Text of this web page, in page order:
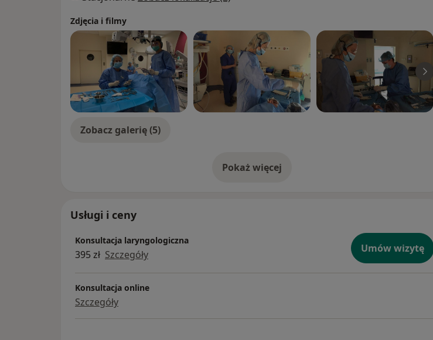
Zdjęcia i filmy
Zobacz galerię (5)
Pokaż więcejo doświadczeniu
Usługi i ceny
Konsultacja laryngologiczna
395 zł Szczegóły Umów wizytę
Konsultacja online
Szczegóły